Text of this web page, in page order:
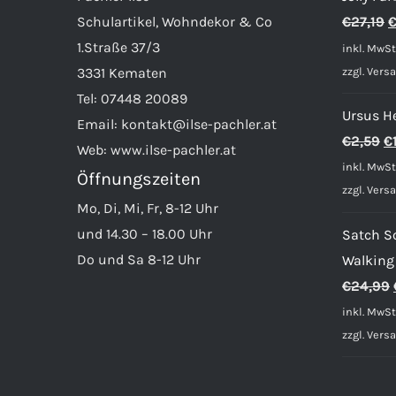
Schulartikel, Wohndekor & Co
1.Straße 37/3
3331 Kematen
Tel: 07448 20089
Email: kontakt@ilse-pachler.at
Web: www.ilse-pachler.at
Öffnungszeiten
Mo, Di, Mi, Fr, 8-12 Uhr
und 14.30 – 18.00 Uhr
Do und Sa 8-12 Uhr
€27,19 €
inkl.
zzgl.
Ursus
€2,59 €
inkl.
zzgl.
Satch
€24,99
inkl.
zzgl.